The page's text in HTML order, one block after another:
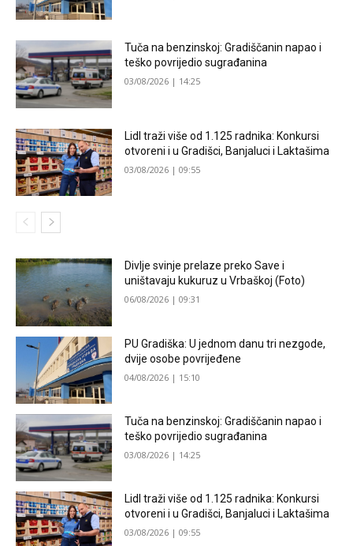
Tuča na benzinskoj: Gradiščanin napao i
teško povrijedio sugrađanina
03/08/2026 | 14:25
Lidl traži više od 1.125 radnika: Konkursi
otvoreni i u Gradišci, Banjaluci i Laktašima
03/08/2026 | 09:55
Divlje svinje prelaze preko Save i
uništavaju kukuruz u Vrbaškoj (Foto)
06/08/2026 | 09:31
PU Gradiška: U jednom danu tri nezgode,
dvije osobe povrijeđene
04/08/2026 | 15:10
Tuča na benzinskoj: Gradiščanin napao i
teško povrijedio sugrađanina
03/08/2026 | 14:25
Lidl traži više od 1.125 radnika: Konkursi
otvoreni i u Gradišci, Banjaluci i Laktašima
03/08/2026 | 09:55